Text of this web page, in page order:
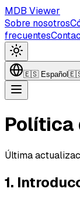
MDB Viewer
Sobre nosotros
frecuentes
🇪🇸 Español
Política
Última
1.